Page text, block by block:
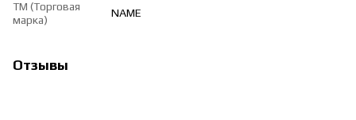
ТМ (Торговая
марка)
NAME
Отзывы